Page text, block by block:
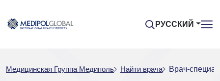
РУССКИЙ
Медицинская Группа Медиполь Найти врача Врач-